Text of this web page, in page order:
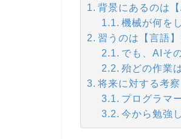
背景にあるのは【
機械が何を
習うのは【言語
でも、AIそ
殆どの作業
将来に対する考察
プログラマ
今から勉強